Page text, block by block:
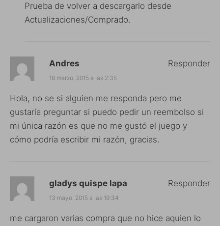
Prueba de volver a descargarlo desde
Actualizaciones/Comprado.
Andres
18 marzo, 2015 a las 2:35
Hola, no se si alguien me responda pero me
gustaría preguntar si puedo pedir un reembolso si
mi única razón es que no me gustó el juego y
cómo podría escribir mi razón, gracias.
Responder
gladys quispe lapa
13 mayo, 2015 a las 19:34
me cargaron varias compra que no hice aquien lo
Responder